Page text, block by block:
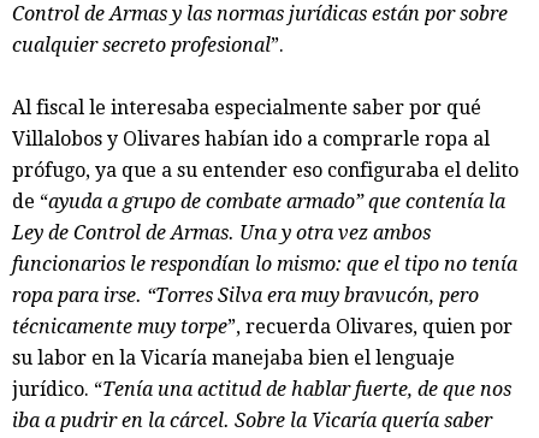
Control de Armas y las normas jurídicas están por sobre
cualquier secreto profesional”.
Al fiscal le interesaba especialmente saber por qué
Villalobos y Olivares habían ido a comprarle ropa al
prófugo, ya que a su entender eso configuraba el delito
de “ayuda a grupo de combate armado” que contenía la
Ley de Control de Armas. Una y otra vez ambos
funcionarios le respondían lo mismo: que el tipo no tenía
ropa para irse. “Torres Silva era muy bravucón, pero
técnicamente muy torpe”, recuerda Olivares, quien por
su labor en la Vicaría manejaba bien el lenguaje
jurídico. “Tenía una actitud de hablar fuerte, de que nos
iba a pudrir en la cárcel. Sobre la Vicaría quería saber